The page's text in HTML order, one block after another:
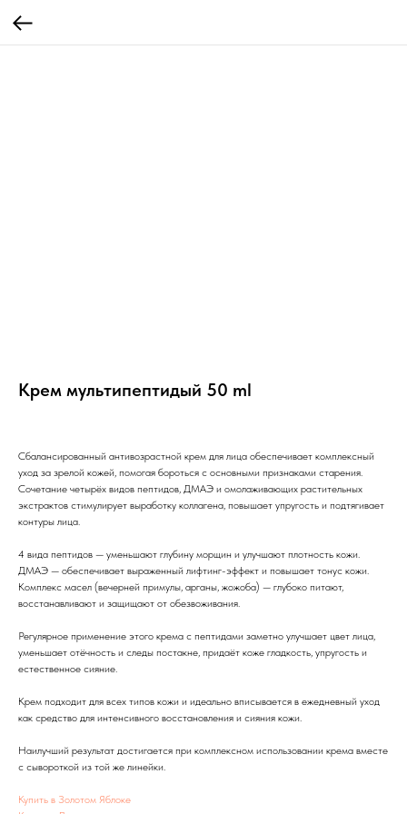
Крем мультипептидый 50 ml
Сбалансированный антивозрастной крем для лица обеспечивает комплексный
уход за зрелой кожей, помогая бороться с основными признаками старения.
Сочетание четырёх видов пептидов, ДМАЭ и омолаживающих растительных
экстрактов стимулирует выработку коллагена, повышает упругость и подтягивает
контуры лица.
4 вида пептидов — уменьшают глубину морщин и улучшают плотность кожи.
ДМАЭ — обеспечивает выраженный лифтинг-эффект и повышает тонус кожи.
Комплекс масел (вечерней примулы, арганы, жожоба) — глубоко питают,
восстанавливают и защищают от обезвоживания.
Регулярное применение этого крема с пептидами заметно улучшает цвет лица,
уменьшает отёчность и следы постакне, придаёт коже гладкость, упругость и
естественное сияние.
Крем подходит для всех типов кожи и идеально вписывается в ежедневный уход
как средство для интенсивного восстановления и сияния кожи.
Наилучший результат достигается при комплексном использовании крема вместе
с сывороткой из той же линейки.
Купить в Золотом Яблоке